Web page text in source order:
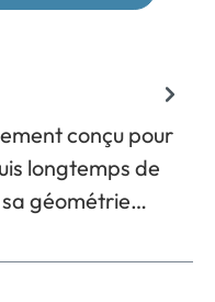
conçu pour
longtemps de
sa géométrie…